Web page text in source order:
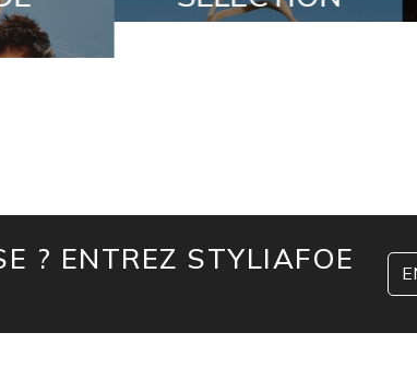
? ENTREZ STYLIAFOE